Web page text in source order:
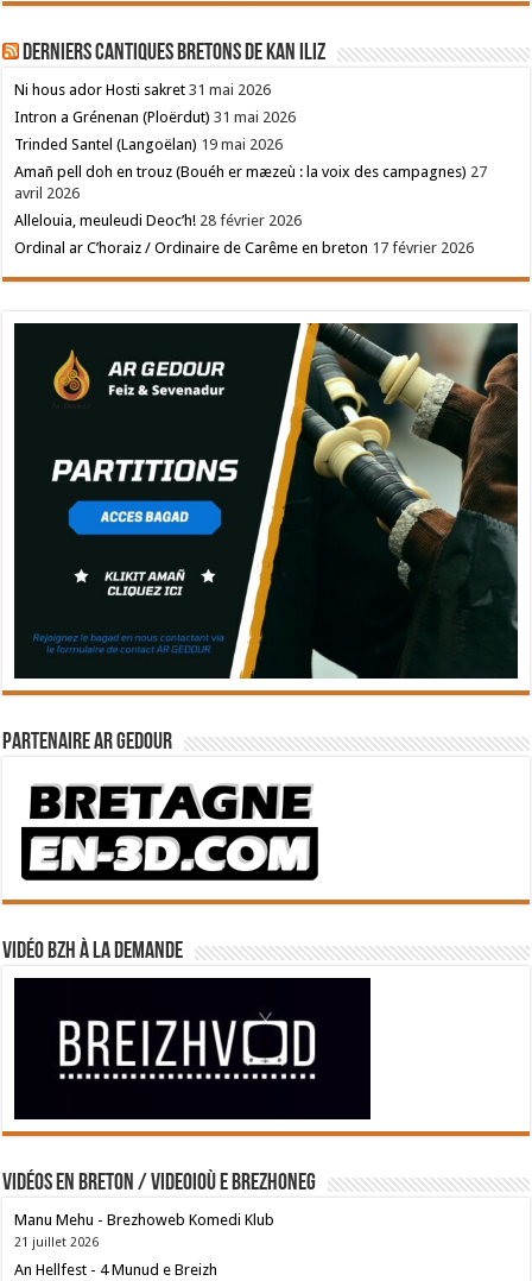
Derniers cantiques bretons de Kan Iliz
Ni hous ador Hosti sakret 31 mai 2026
Intron a Grénenan (Ploërdut) 31 mai 2026
Trinded Santel (Langoëlan) 19 mai 2026
Amañ pell doh en trouz (Bouéh er mæzeù : la voix des campagnes) 27
avril 2026
Allelouia, meuleudi Deoc’h! 28 février 2026
Ordinal ar C’horaiz / Ordinaire de Carême en breton 17 février 2026
Partenaire Ar Gedour
Vidéo BZH à la demande
Vidéos en breton / Videoioù e brezhoneg
Manu Mehu - Brezhoweb Komedi Klub
21 juillet 2026
An Hellfest - 4 Munud e Breizh